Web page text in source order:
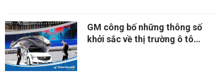
GM công bố những thông số
khởi sắc về thị trường ô tô